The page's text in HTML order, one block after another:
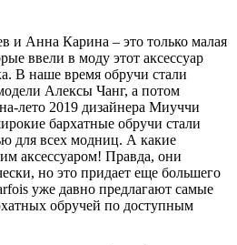
и Анна Карина – это только малая
ввели в моду этот аксессуар
В наше время обручи стали
Алексы Чанг, а потом
лето 2019 дизайнера Миуччи
бархатные обручи стали
для всех модниц. А какие
аксессуаром! Правда, они
но это придает еще большего
уже давно предлагают самые
обручей по доступным